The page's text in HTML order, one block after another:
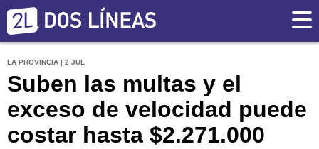
LA PROVINCIA | 2 JUL
Suben las multas y el
exceso de velocidad puede
costar hasta $2.271.000